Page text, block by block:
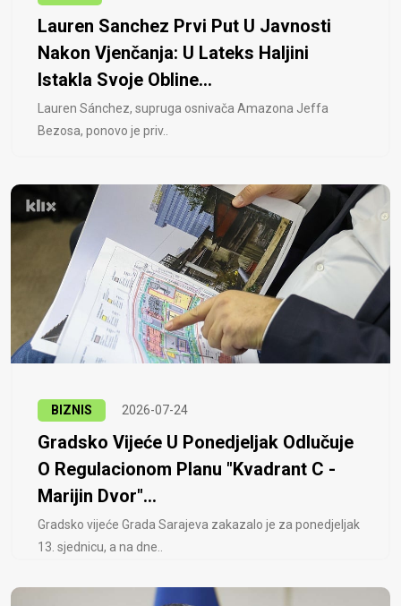
Lauren Sanchez Prvi Put U Javnosti
Nakon Vjenčanja: U Lateks Haljini
Istakla Svoje Obline...
Lauren Sánchez, supruga osnivača Amazona Jeffa
Bezosa, ponovo je priv..
BIZNIS 2026-07-24
Gradsko Vijeće U Ponedjeljak Odlučuje
O Regulacionom Planu "Kvadrant C -
Marijin Dvor"...
Gradsko vijeće Grada Sarajeva zakazalo je za ponedjeljak
13. sjednicu, a na dne..